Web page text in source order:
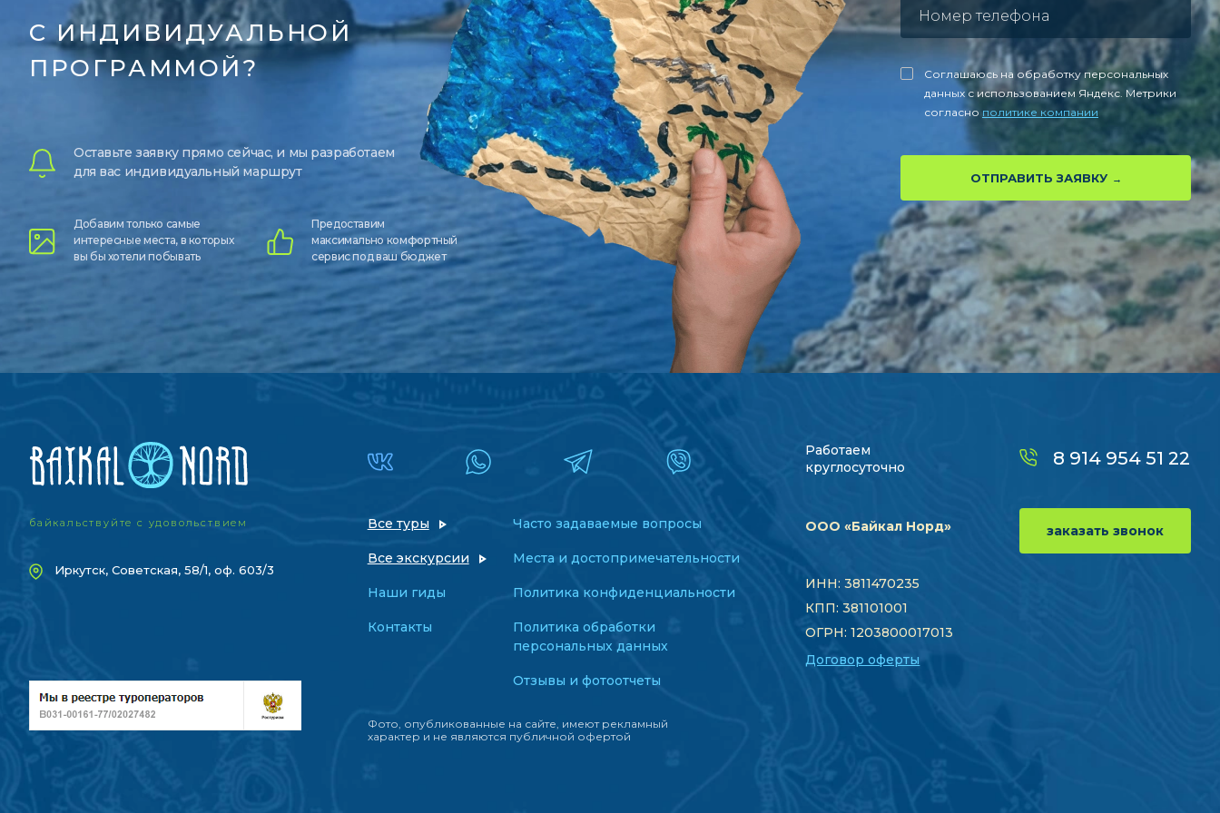
С ИНДИВИДУАЛЬНОЙ
ПРОГРАММОЙ?
Оставьте заявку прямо сейчас, и мы разработаем
для вас индивидуальный маршрут
Добавим только самые
интересные места, в которых
вы бы хотели побывать
Предоставим
максимально комфортный
сервис под ваш бюджет
Соглашаюсь на обработку персональных
данных с использованием Яндекс. Метрики
согласно политике компании
ОТПРАВИТЬ ЗАЯВКУ
байкальствуйте с удовольствием
Иркутск, Советская, 58/1, оф. 603/3
Все туры
Все экскурсии
Наши гиды
Контакты
Часто задаваемые вопросы
Места и достопримечательности
Политика конфиденциальности
Политика обработки
персональных данных
Отзывы и фотоотчеты
Фото, опубликованные на сайте, имеют рекламный
характер и не являются публичной офертой
Работаем
круглосуточно
ООО «Байкал Норд»
ИНН: 3811470235
КПП: 381101001
ОГРН: 1203800017013
Договор оферты
8 914 954 51 22
заказать звонок